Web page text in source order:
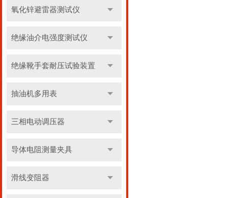
氧化锌避雷器测试仪
绝缘油介电强度测试仪
绝缘靴手套耐压试验装置
抽油机多用表
三相电动调压器
导体电阻测量夹具
滑线变阻器